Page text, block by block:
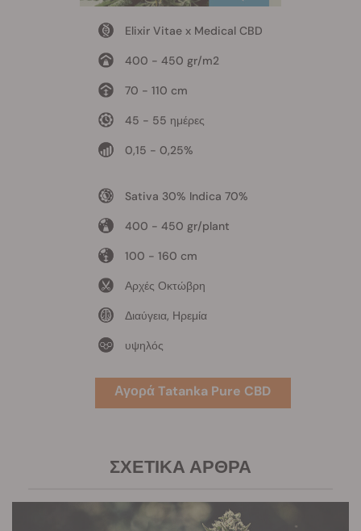
Elixir Vitae x Medical CBD
400 - 450 gr/m2
70 - 110 cm
45 - 55 ημέρες
0,15 - 0,25%
Sativa 30% Indica 70%
400 - 450 gr/plant
100 - 160 cm
Αρχές Οκτώβρη
Διαύγεια, Ηρεμία
υψηλός
Αγορά Tatanka Pure CBD
ΣΧΕΤΙΚΆ ΆΡΘΡΑ